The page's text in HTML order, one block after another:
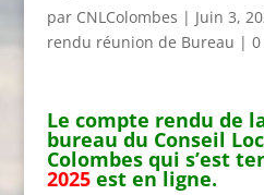
par CNLColombes | Juin 3,
rendu réunion de Bureau |
Le compte rendu de
bureau du Conseil
Colombes qui s’est
2025 est en ligne.